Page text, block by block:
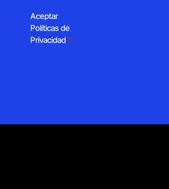
Aceptar
Políticas de
Privacidad *